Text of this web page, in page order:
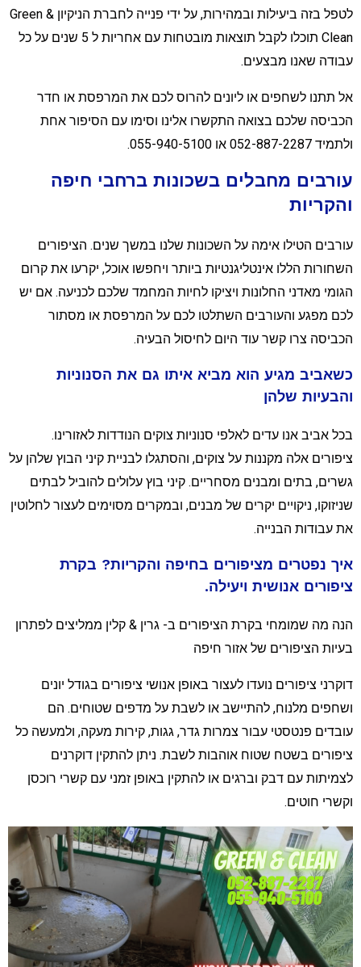
לטפל בזה ביעילות ובמהירות, על ידי פנייה לחברת הניקיון Green &
Clean תוכלו לקבל תוצאות מובטחות עם אחריות ל 5 שנים על כל
שאנו מבצעים.
תתנו לשחפים או ליונים להרוס לכם את המרפסת או חדר
שלכם בצואה התקשרו אלינו וסימו עם הסיפור אחת
052-887-2287 או 055-940-5100.
מחבלים בשכונות ברחבי חיפה
הטילו אימה על השכונות שלנו במשך שנים. הציפורים
הללו אינטליגנטיות ביותר ויחפשו אוכל, יקרעו את קרום
מאדני החלונות ויציקו לחיות המחמד שלכם לכניעה. אם יש
מפגע והעורבים השתלטו לכם על המרפסת או מסתור
צרו קשר עוד היום לחיסול הבעיה.
מגיע הוא מביא איתו גם את הסנוניות
שלהן
אביב אנו עדים לאלפי סנוניות צוקים הנודדות לאזורינו.
אלה מקננות על צוקים, והסתגלו לבניית קיני הבוץ שלהן על
בתים ומבנים מסחריים. קיני בוץ עלולים להוביל לבתים
ניקויים יקרים של מבנים, ובמקרים מסוימים לעצור לחלוטין
עבודות הבנייה.
נפטרים מציפורים בחיפה והקריות? בקרת
אנושית ויעילה.
מה שמומחי בקרת הציפורים ב- גרין & קלין ממליצים לפתרון
הציפורים של אזור חיפה
ציפורים נועדו לעצור באופן אנושי ציפורים בגודל יונים
מלנוח, להתיישב או לשבת על מדפים שטוחים. הם
פנטסטי עבור צמרות גדר, גגות, קירות מעקה, ולמעשה כל
בשטח שטוח אוהבות לשבת. ניתן להתקין דוקרנים
עם דבק וברגים או להתקין באופן זמני עם קשרי רוכסן
חוטים.